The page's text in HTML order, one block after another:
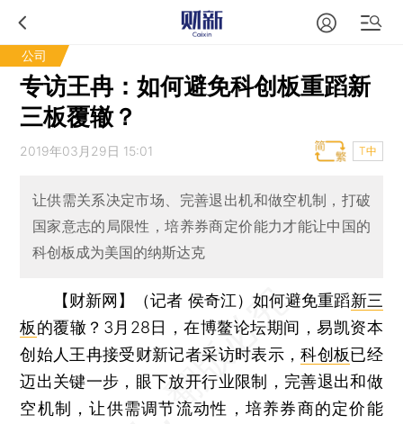
公司
专访王冉：如何避免科创板重蹈新
三板覆辙？
2019年03月29日 15:01 T中
让供需关系决定市场、完善退出机和做空机制，打破
国家意志的局限性，培养券商定价能力才能让中国的
科创板成为美国的纳斯达克
【财新网】（记者 侯奇江） 如何避免重蹈新三
板的覆辙？3月28日，在博鳌论坛期间，易凯资本
创始人王冉接受财新记者采访时表示，科创板已经
迈出关键一步，眼下放开行业限制，完善退出和做
空机制，让供需调节流动性，培养券商的定价能